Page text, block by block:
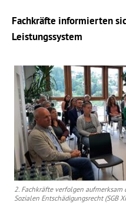
Fachkräfte informierten
Leistungssystem
2. Fachkräfte verfolgen aufmerksam
Sozialen Entschädigungsrecht (SGB